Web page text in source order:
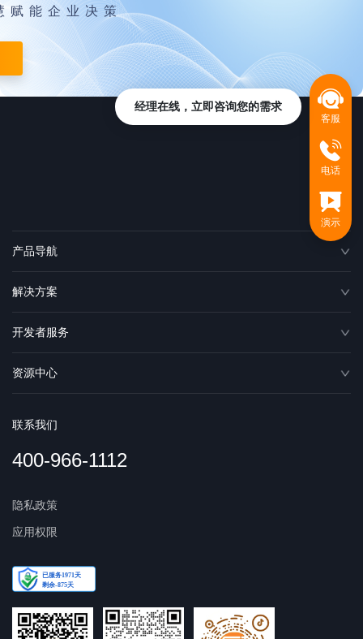
赋能企业决策
产品导航
解决方案
开发者服务
资源中心
联系我们
400-966-1112
隐私政策
应用权限
客服
电话
演示
经理在线，立即咨询您的需求